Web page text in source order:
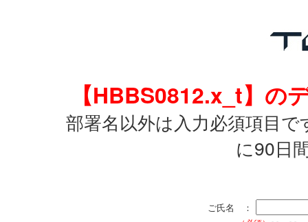
【HBBS0812.x_t】の
部署名以外は入力必須項目
に90日
ご氏名 ：